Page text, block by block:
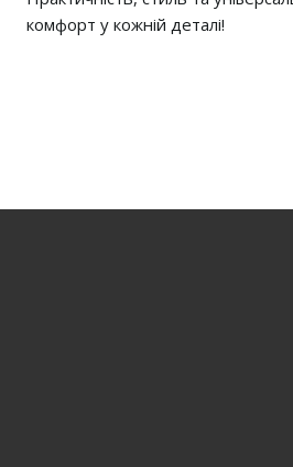
комфорт у кожній деталі!